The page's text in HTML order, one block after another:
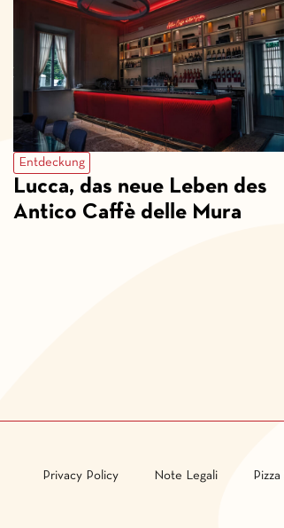
Entdeckung
Lucca, das neue Leben des
Antico Caffè delle Mura
Privacy Policy Note Legali